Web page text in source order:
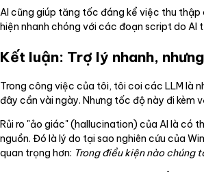
AI cũng giúp tăng tốc đáng kể việc thu
hiện nhanh chóng với các đoạn script do AI
Kết luận: Trợ lý nhanh,
Trong công việc của tôi, tôi coi các LLM là
đây cần vài ngày. Nhưng tốc độ này đi kèm
Rủi ro "ảo giác" (hallucination) của AI là có
nguồn. Đó là lý do tại sao nghiên cứu của
quan trọng hơn: Trong điều kiện nào chúng